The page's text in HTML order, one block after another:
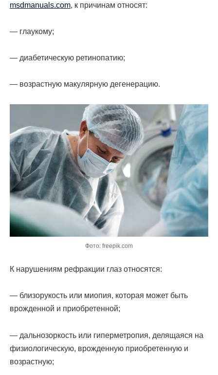
msdmanuals.com, к причинам относят:
— глаукому;
— диабетическую ретинопатию;
— возрастную макулярную дегенерацию.
Фото: freepik.com
К нарушениям рефракции глаз относятся:
— близорукость или миопия, которая может быть
врожденной и приобретенной;
— дальнозоркость или гиперметропия, делящаяся на
физиологическую, врожденную приобретенную и
возрастную;